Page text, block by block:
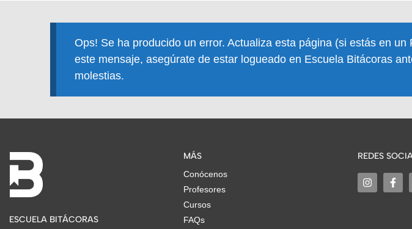
Ops! Se ha producido un error. Actualiza esta página (si estás en
este mensaje, asegúrate de estar logueado en Escuela Bitácoras
molestias.
ESCUELA BITÁCORAS
MÁS
Conócenos
Profesores
Cursos
FAQs
REDES